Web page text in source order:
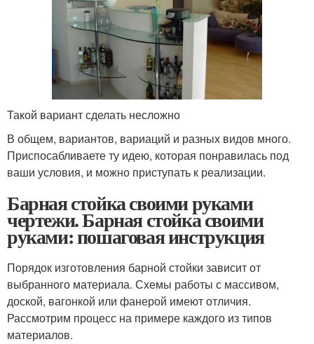
Такой вариант сделать несложно
В общем, вариантов, вариаций и разных видов много.
Приспосабливаете ту идею, которая понравилась под
ваши условия, и можно приступать к реализации.
Барная стойка своими руками
чертежи. Барная стойка своими
руками: пошаговая инструкция
Порядок изготовления барной стойки зависит от
выбранного материала. Схемы работы с массивом,
доской, вагонкой или фанерой имеют отличия.
Рассмотрим процесс на примере каждого из типов
материалов.